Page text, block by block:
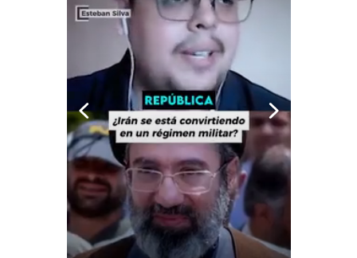
gestion.pe
Condiciones
Privacidad